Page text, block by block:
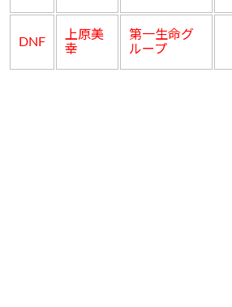
DNF
上原美
幸
第一生命グ
ループ